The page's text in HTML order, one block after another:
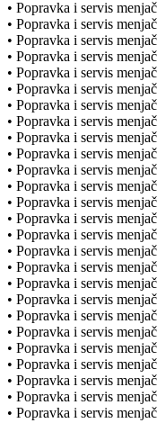
• Popravka i servis
• Popravka i servis
• Popravka i servis
• Popravka i servis
• Popravka i servis
• Popravka i servis
• Popravka i servis
• Popravka i servis
• Popravka i servis
• Popravka i servis
• Popravka i servis
• Popravka i servis
• Popravka i servis
• Popravka i servis
• Popravka i servis
• Popravka i servis
• Popravka i servis
• Popravka i servis
• Popravka i servis
• Popravka i servis
• Popravka i servis
• Popravka i servis
• Popravka i servis
• Popravka i servis
• Popravka i servis
• Popravka i servis